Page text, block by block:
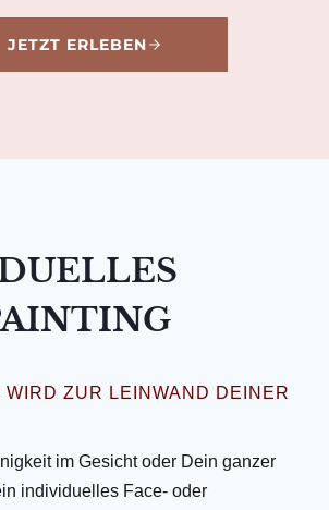
JETZT ERLEBEN
WIRD ZUR LEINWAND DEINER
im Gesicht oder Dein ganzer
individuelles Face- oder